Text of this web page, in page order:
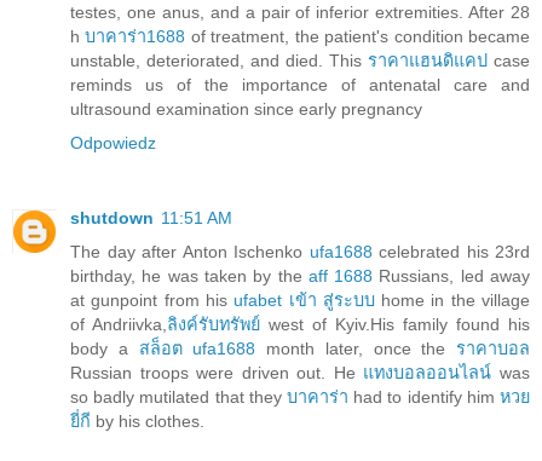
testes, one anus, and a pair of inferior extremities. After 28
hบาคาร่า1688 of treatment, the patient's condition became
unstable, deteriorated, and died. This ราคาแฮนดิแคป
case
reminds us of the importance of antenatal care and
ultrasound examination since early pregnancy
Odpowiedz
shutdown 11:51 AM
The day after Anton Ischenko ufa1688 celebrated his 23rd
birthday, he was taken by the aff 1688 Russians, led away
at gunpoint from his ufabet เข้า สู่ระบบhome in the village
of Andriivka, ลิงค์รับทรัพย์ west of Kyiv.His family found his
body a สล็อต ufa1688 month later, once the ราคาบอล
Russian troops were driven out. He แทงบอลออนไลน์ was
so badly mutilated that they บาคาร่า had to identify him หวย
ยี่กี by his clothes.